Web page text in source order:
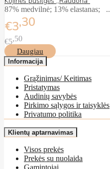
87% medvilnė; 13% elastanas; ..
€3 30
€5 50
Daugiau
Informacija
Grąžinimas/ Keitimas
Pristatymas
Audinių savybės
Pirkimo sąlygos ir taisyklės
Privatumo politika
Klientų aptarnavimas
Visos prekės
Prekės su nuolaida
Gamintojai